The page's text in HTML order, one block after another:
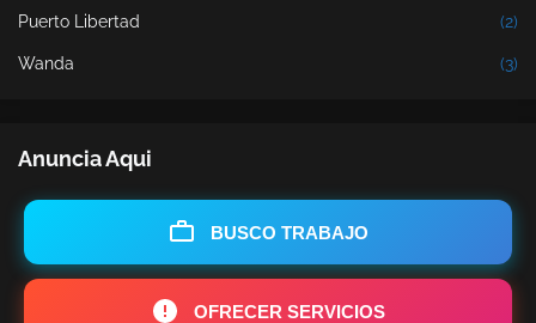
Puerto Libertad (2)
Wanda (3)
Anuncia Aqui
BUSCO TRABAJO
OFRECER SERVICIOS